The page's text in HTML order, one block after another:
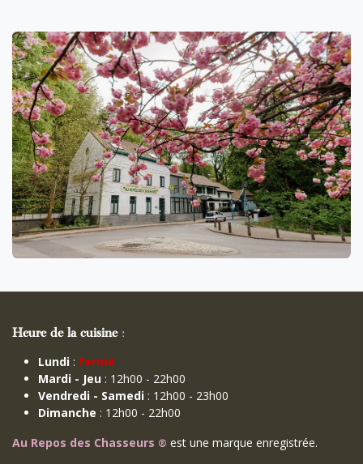
Heure de la cuisine:
Lundi : fermé
Mardi - Jeu : 12h00 - 22h00
Vendredi - Samedi : 12h00 - 23h00
Dimanche : 12h00 - 22h00
Au Repos des Chasseurs ® est une marque enregistrée.